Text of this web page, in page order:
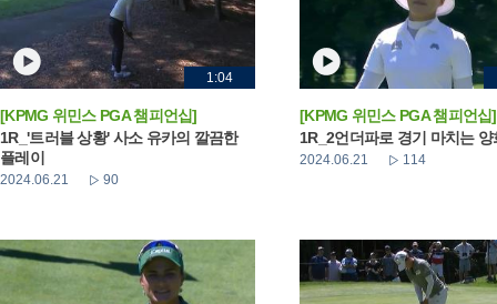
1:04
[KPMG 위민스 PGA 챔피언십]
1R_'트러블 상황' 사소 유카의 깔끔한
플레이
2024.06.21 90
[KPMG 위민스 PGA 챔피언십]
1R_2언더파로 경기 마치는 양
2024.06.21 114